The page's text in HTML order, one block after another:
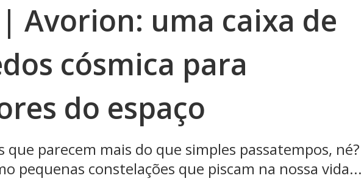
Avorion: uma caixa de
cósmica para
do espaço
parecem mais do que simples passatempos, né?
pequenas constelações que piscam na nossa vida...